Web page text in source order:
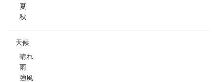
夏
秋
天候
晴れ
雨
強風